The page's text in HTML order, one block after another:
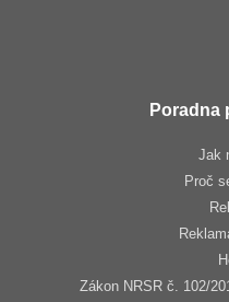
Poradna
Jak
Proč
Zákon NRSR č. 102/